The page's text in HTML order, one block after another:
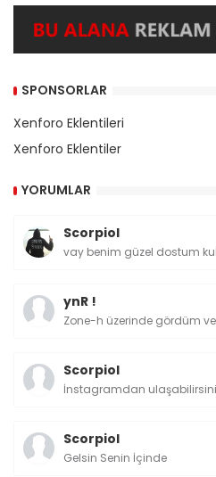
SPONSORLAR
Xenforo Eklentileri
Xenforo Eklentiler
YORUMLAR
Scorpiol
vay benim güzel dostum
ynR !
Zone-h üzerinde gördüm
Scorpiol
İnstagramdan
Scorpiol
Gelsin Senin İçinde